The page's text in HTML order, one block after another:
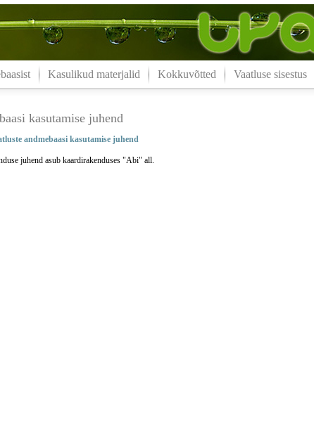
Kasulikud materjalid Kokkuvõtted Vaatluse sisestus
kasutamise juhend
andmebaasi kasutamise juhend
juhend asub kaardirakenduses "Abi" all.